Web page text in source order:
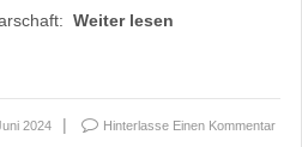
Weiter lesen
2024 Hinterlasse Einen Kommentar